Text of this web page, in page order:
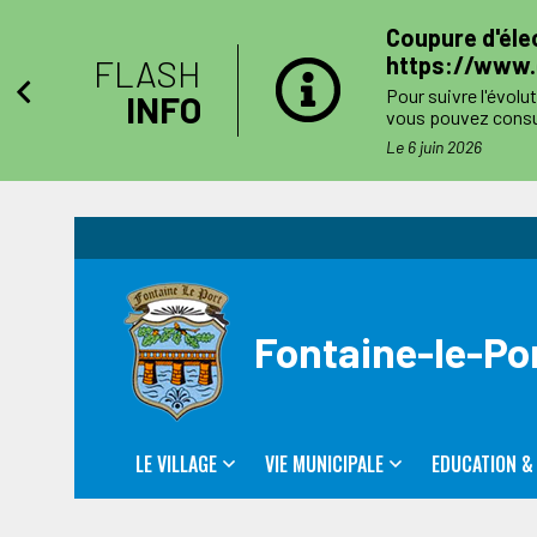
FLASH
INFO
Coupure
https://
Pour suivre
vous pouvez
côtés. Toutefois
Le jour des
Le 6 juin 2026
Fontaine-le-
LE VILLAGE VIE MUNICIPALE EDUCATION